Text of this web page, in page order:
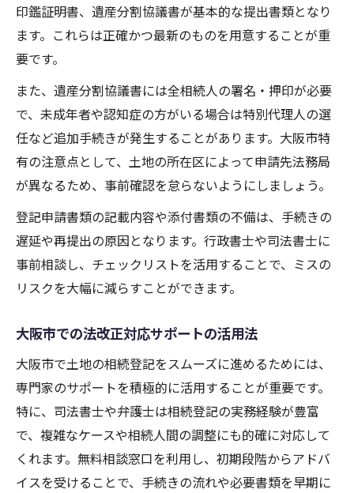
印鑑証明書、遺産分割協議書が基本的な提出書類となり
ます。これらは正確かつ最新のものを用意することが重
要です。
また、遺産分割協議書には全相続人の署名・押印が必要
で、未成年者や認知症の方がいる場合は特別代理人の選
任など追加手続きが発生することがあります。大阪市特
有の注意点として、土地の所在区によって申請先法務局
が異なるため、事前確認を怠らないようにしましょう。
登記申請書類の記載内容や添付書類の不備は、手続きの
遅延や再提出の原因となります。行政書士や司法書士に
事前相談し、チェックリストを活用することで、ミスの
リスクを大幅に減らすことができます。
大阪市での法改正対応サポートの活用法
大阪市で土地の相続登記をスムーズに進めるためには、
専門家のサポートを積極的に活用することが重要です。
特に、司法書士や弁護士は相続登記の実務経験が豊富
で、複雑なケースや相続人間の調整にも的確に対応して
くれます。無料相談窓口を利用し、初期段階からアドバ
イスを受けることで、手続きの流れや必要書類を早期に